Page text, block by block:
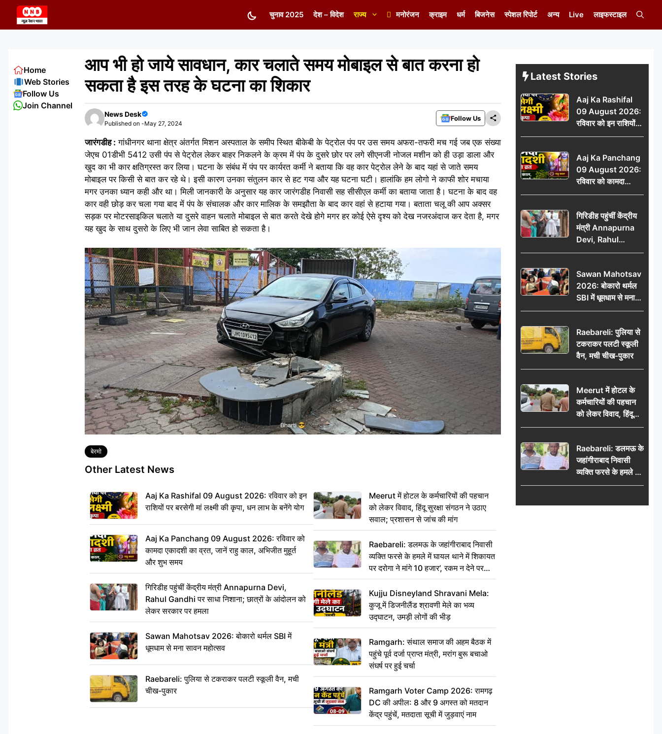
content
चुनाव 2025 देश – विदेश राज्य मनोरंजन क्राइम धर्म बिजनेस स्पेशल रिपोर्ट अन्य Live लाइफस्टाइल
आप भी हो जाये सावधान, कार चलाते समय मोबाइल से बात करना हो
सकता है इस तरह के घटना का शिकार
News Desk
Published on -May 27, 2024
Follow Us
जारंगडीह : गांधीनगर थाना क्षेत्र अंतर्गत मिशन अस्पताल के समीप स्थित बीकेबी के पेट्रोल पंप पर उस समय अफरा-तफरी मच गई जब एक संख्या
जेएच 01डीभी 5412 उसी पंप से पेट्रोल लेकर बाहर निकलने के क्रम में पंप के दुसरे छोर पर लगे सीएनजी नोजल मशीन को ही उड़ा डाला और
खुद का भी कार क्षतिग्रस्त कर लिया। घटना के संबंध में पंप पर कार्यरत कर्मी ने बताया कि वह कार पेट्रोल लेने के बाद यहां से जाते समय
मोबाइल पर किसी से बात कर रहे थे। इसी कारण उनका संतुलन कार से हट गया और यह घटना घटी। हालांकि हम लोगो ने काफी शोर मचाया
मगर उनका ध्यान कही और था। मिली जानकारी के अनुसार यह कार जारंगडीह निवासी सह सीसीएल कर्मी का बताया जाता है। घटना के बाद वह
कार वही छोड़ कर चला गया बाद में पंप के संचालक और कार मालिक के समझौता के बाद कार वहां से हटाया गया। बताता चलू की आप अक्सर
सड़क पर मोटरसाइकिल चलाते या दुसरे वाहन चलाते मोबाइल से बात करते देखे होगे मगर हर कोई ऐसे दृश्य को देख नजरअंदाज कर देता है, मगर
यह खुद के साथ दुसरो के लिए भी जान लेवा साबित हो सकता है।
Tags
बेरमो
Other Latest News
Aaj Ka Rashifal 09 August 2026: रविवार को इन
राशियों पर बरसेगी मां लक्ष्मी की कृपा, धन लाभ के बनेंगे योग
Aaj Ka Panchang 09 August 2026: रविवार को
कामदा एकादशी का व्रत, जानें राहु काल, अभिजीत मुहूर्त
और शुभ समय
गिरिडीह पहुंचीं केंद्रीय मंत्री Annapurna Devi,
Rahul Gandhi पर साधा निशाना; छात्रों के आंदोलन को
लेकर सरकार पर हमला
Sawan Mahotsav 2026: बोकारो थर्मल SBI में
धूमधाम से मना सावन महोत्सव
Raebareli: पुलिया से टकराकर पलटी स्कूली वैन, मची
चीख-पुकार
Meerut में होटल के कर्मचारियों की पहचान
को लेकर विवाद, हिंदू सुरक्षा संगठन ने उठाए
सवाल; प्रशासन से जांच की मांग
Raebareli: डलमऊ के जहांगीराबाद निवासी
व्यक्ति फरसे के हमले में घायल थाने में शिकायत
पर दरोगा ने मांगे 10 हजार’, रकम न देने पर
कार्रवाई ठंडी!
Kujju Disneyland Shravani Mela:
कुजू में डिजनीलैंड श्रावणी मेले का भव्य
उद्घाटन, उमड़ी लोगों की भीड़
Ramgarh: संथाल समाज की अहम बैठक में
पहुंचे पूर्व दर्जा प्राप्त मंत्री, मरांग बुरू बचाओ
संघर्ष पर हुई चर्चा
Ramgarh Voter Camp 2026: रामगढ़
DC की अपील: 8 और 9 अगस्त को मतदान
केंद्र पहुंचें, मतदाता सूची में जुड़वाएं नाम
Home
Web Stories
Follow Us
Join Channel
Latest Stories
Aaj Ka Rashifal
09 August 2026:
रविवार को इन राशियों
पर बरसेगी मां लक्ष्मी की
योग
Aaj Ka Panchang
09 August 2026:
रविवार को कामदा
एकादशी का व्रत, जानें
और शुभ समय
गिरिडीह पहुंचीं केंद्रीय
मंत्री Annapurna
Devi, Rahul
Gandhi पर साधा
आंदोलन को लेकर
सरकार पर हमला
Sawan Mahotsav
2026: बोकारो थर्मल
SBI में धूमधाम से मना
सावन महोत्सव
Raebareli: पुलिया से
टकराकर पलटी स्कूली
वैन, मची चीख-पुकार
Meerut में होटल के
कर्मचारियों की पहचान
को लेकर विवाद, हिंदू
सुरक्षा संगठन ने उठाए
की मांग
Raebareli: डलमऊ के
जहांगीराबाद निवासी
व्यक्ति फरसे के हमले में
घायल थाने में शिकायत
हजार’, रकम न देने पर